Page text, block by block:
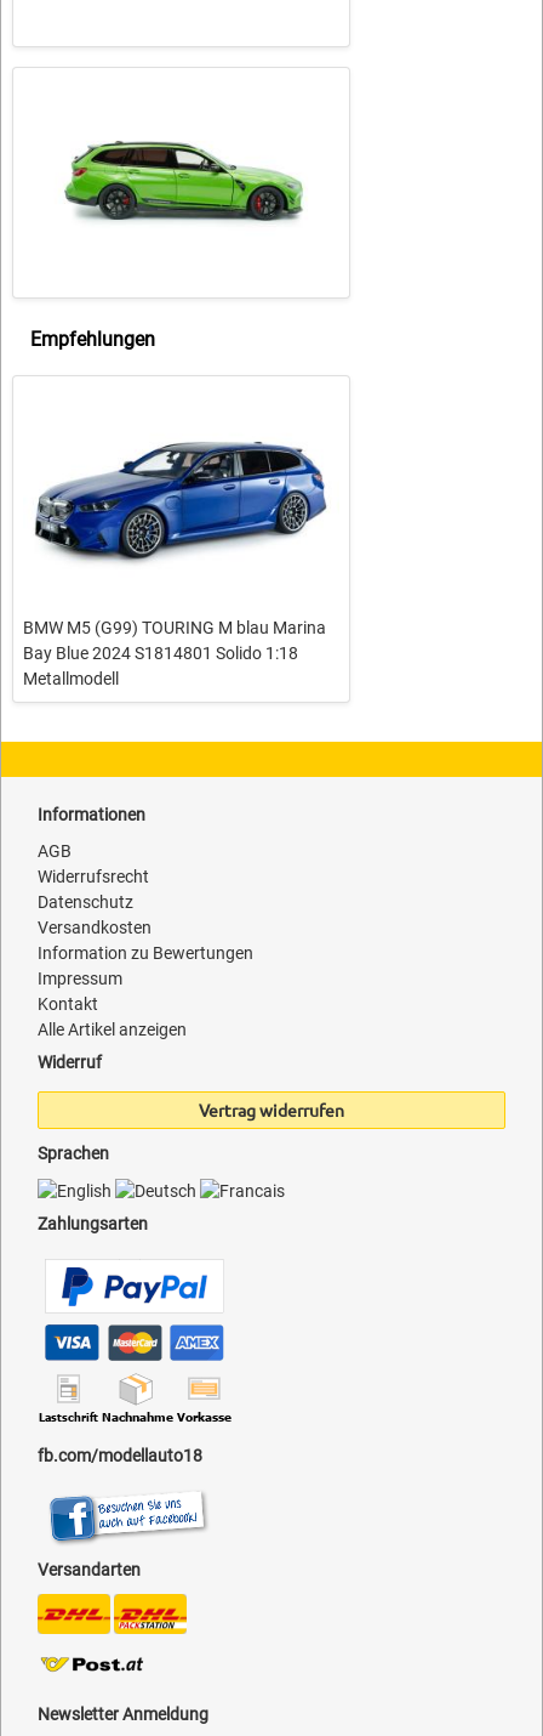
Empfehlungen
BMW M5 (G99) TOURING M blau Marina
Bay Blue 2024 S1814801 Solido 1:18
Metallmodell
Informationen
AGB
Widerrufsrecht
Datenschutz
Versandkosten
Information zu Bewertungen
Impressum
Kontakt
Alle Artikel anzeigen
Widerruf
Vertrag widerrufen
Sprachen
Zahlungsarten
fb.com/modellauto18
Versandarten
Newsletter Anmeldung